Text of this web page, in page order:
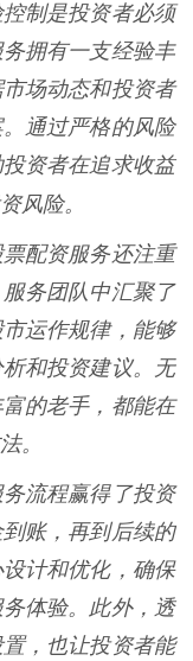
制是投资者必须
拥有一支经验丰
场动态和投资者
通过严格的风险
资者在追求收益
风险。
配资服务还注重
务团队中汇聚了
运作规律，能够
和投资建议。无
的老手，都能在
。
流程赢得了投资
账，再到后续的
计和优化，确保
体验。此外，透
，也让投资者能